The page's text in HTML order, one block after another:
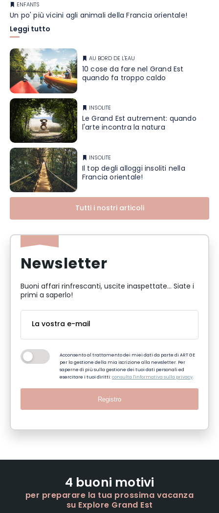
ENFANTS
Un po' più vicini agli animali della Francia orientale!
Leggi tutto
AU BORD DE L'EAU
10 cose da fare nel Grand Est
quando fa troppo caldo
INSOLITE
Le Grand Est autrement: quando
l'arte incontra la natura
INSOLITE
Il top degli alloggi insoliti nella
Francia orientale!
Tutti i nostri articoli
Newsletter
Buoni affari rinfrescanti, uscite inaspettate... Siate i
primi a saperlo!
Acconsento al trattamento dei miei dati da parte di ART GE
per la gestione della mia iscrizione alla newsletter. Per
saperne di più sulla gestione dei tuoi dati personali ed
esercitare i tuoi diritti:consulta l'informativa sulla privacy.
Registro
4 buoni motivi
per preparare la tua prossima vacanza
su Explore Grand Est